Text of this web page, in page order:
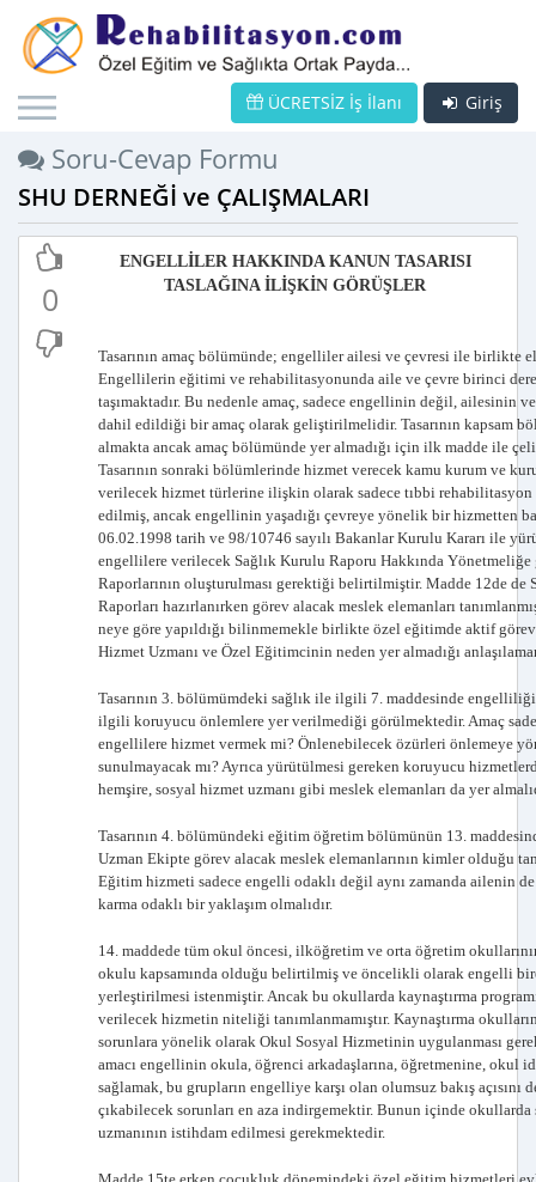
Giriş
ÜCRETSİZ İş İlanı
Soru-Cevap Formu
SHU DERNEĞİ ve ÇALIŞMALARI
0
ENGELLİLER HAKKINDA KANUN TASARISI
TASLAĞINA İLİŞKİN GÖRÜŞLER
Tasarının amaç bölümünde; engelliler ailesi ve çevresi ile birlikte
Engellilerin eğitimi ve rehabilitasyonunda aile ve çevre birinci
taşımaktadır. Bu nedenle amaç, sadece engellinin değil, ailesinin
dahil edildiği bir amaç olarak geliştirilmelidir. Tasarının kapsam
almakta ancak amaç bölümünde yer almadığı için ilk madde ile
Tasarının sonraki bölümlerinde hizmet verecek kamu kurum ve
verilecek hizmet türlerine ilişkin olarak sadece tıbbi
edilmiş, ancak engellinin yaşadığı çevreye yönelik bir hizmetten
06.02.1998 tarih ve 98/10746 sayılı Bakanlar Kurulu Kararı ile
engellilere verilecek Sağlık Kurulu Raporu Hakkında Yönetmeliğe
Raporlarının oluşturulması gerektiği belirtilmiştir. Madde 12de de
Raporları hazırlanırken görev alacak meslek elemanları
neye göre yapıldığı bilinmemekle birlikte özel eğitimde aktif
Hizmet Uzmanı ve Özel Eğitimcinin neden yer almadığı
Tasarının 3. bölümümdeki sağlık ile ilgili 7. maddesinde
ilgili koruyucu önlemlere yer verilmediği görülmektedir. Amaç
engellilere hizmet vermek mi? Önlenebilecek özürleri önlemeye
sunulmayacak mı? Ayrıca yürütülmesi gereken koruyucu
hemşire, sosyal hizmet uzmanı gibi meslek elemanları da yer
Tasarının 4. bölümündeki eğitim öğretim bölümünün 13.
Uzman Ekipte görev alacak meslek elemanlarının kimler olduğu
Eğitim hizmeti sadece engelli odaklı değil aynı zamanda ailenin
karma odaklı bir yaklaşım olmalıdır.
14. maddede tüm okul öncesi, ilköğretim ve orta öğretim
okulu kapsamında olduğu belirtilmiş ve öncelikli olarak engelli
yerleştirilmesi istenmiştir. Ancak bu okullarda kaynaştırma
verilecek hizmetin niteliği tanımlanmamıştır. Kaynaştırma
sorunlara yönelik olarak Okul Sosyal Hizmetinin uygulanması
amacı engellinin okula, öğrenci arkadaşlarına, öğretmenine, okul
sağlamak, bu grupların engelliye karşı olan olumsuz bakış açısını
çıkabilecek sorunları en aza indirgemektir. Bunun içinde okullarda
uzmanının istihdam edilmesi gerekmektedir.